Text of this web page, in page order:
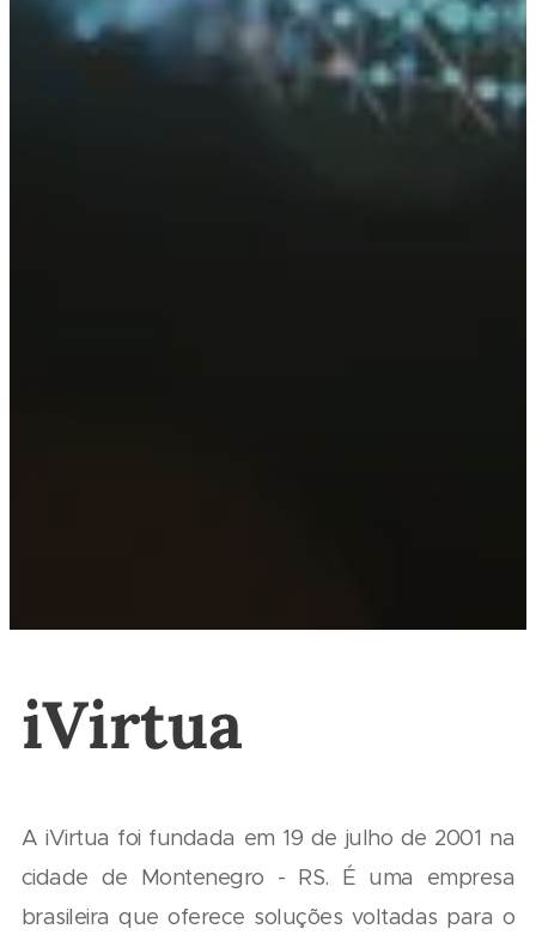
iVirtua
A iVirtua foi fundada em 19 de julho de 2001 na
cidade de Montenegro - RS. É uma empresa
brasileira que oferece soluções voltadas para o